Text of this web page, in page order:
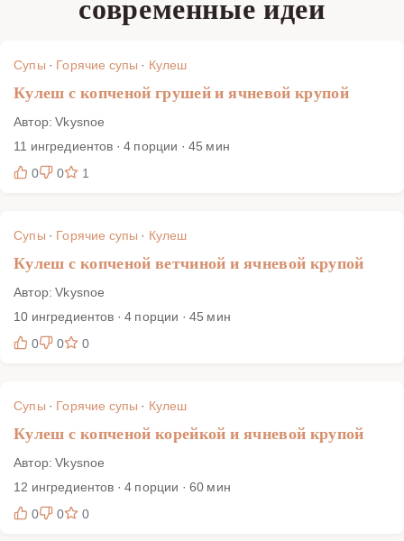
казанка до мультиварки. Пошаговые фото, точные
новичку достичь кремовой текстуры без горечи и
сохранить характерный дымный аромат, если вы готовите
современные идеи
Супы · Горячие супы · Кулеш
Кулеш с копченой грушей и ячневой крупой
Автор: Vkysnoe
11 ингредиентов · 4 порции · 45 мин
0
0 1
Супы · Горячие супы · Кулеш
Кулеш с копченой ветчиной и ячневой крупой
Автор: Vkysnoe
10 ингредиентов · 4 порции · 45 мин
0
0 0
Супы · Горячие супы · Кулеш
Кулеш с копченой корейкой и ячневой крупой
Автор: Vkysnoe
12 ингредиентов · 4 порции · 60 мин
0
0 0